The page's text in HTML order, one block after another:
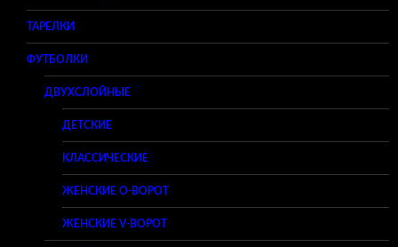
ТАРЕЛКИ
ФУТБОЛКИ
ДВУХСЛОЙНЫЕ
ДЕТСКИЕ
КЛАССИЧЕСКИЕ
ЖЕНСКИЕ O-ВОРОТ
ЖЕНСКИЕ V-ВОРОТ